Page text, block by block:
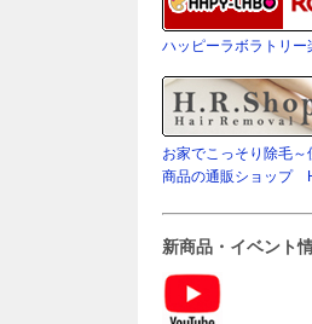
ハッピーラボラトリー
お家でこっそり除毛
商品の通販ショップ
新商品・イベント